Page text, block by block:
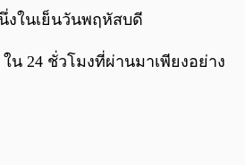
งในเย็นวันพฤหัสบดี
24 ชั่วโมงที่ผ่านมาเพียงอย่าง